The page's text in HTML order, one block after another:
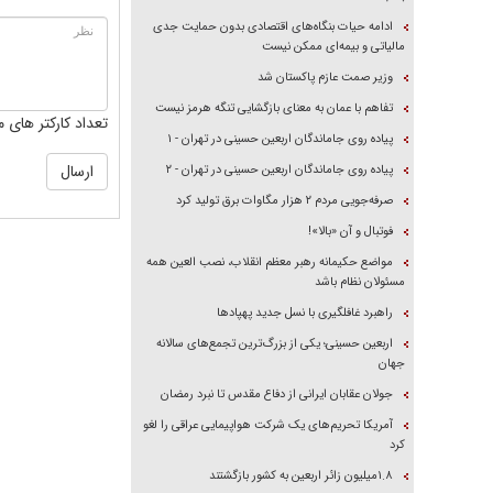
تعداد کارکتر های
ادامه حیات بنگاه‌های اقتصادی بدون حمایت جدی
مالیاتی و بیمه‌ای ممکن نیست
وزیر صمت عازم پاکستان شد
تفاهم با عمان به معنای بازگشایی تنگه هرمز نیست
پیاده روی جاماندگان اربعین حسینی در تهران - ۱
پیاده روی جاماندگان اربعین حسینی در تهران - ۲
صرفه‌جویی مردم ۲ هزار مگاوات برق تولید کرد
فوتبال و آن «بالا»!
مواضع حکیمانه رهبر معظم انقلاب، نصب العین همه
مسئولان نظام باشد
راهبرد غافلگیری با نسل جدید پهپاد‌ها
اربعین حسینی؛ یکی از بزرگ‌ترین تجمع‌های سالانه
جهان
جولان عقابان ایرانی از دفاع مقدس تا نبرد رمضان
آمریکا تحریم‌های یک شرکت هواپیمایی عراقی را لغو
کرد
۱.۸میلیون زائر اربعین به کشور بازگشتند